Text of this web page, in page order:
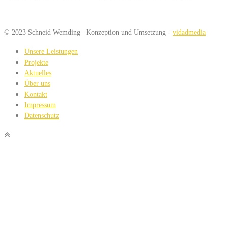
© 2023 Schneid Wemding | Konzeption und Umsetzung - vidadmedia
Unsere Leistungen
Projekte
Aktuelles
Über uns
Kontakt
Impressum
Datenschutz